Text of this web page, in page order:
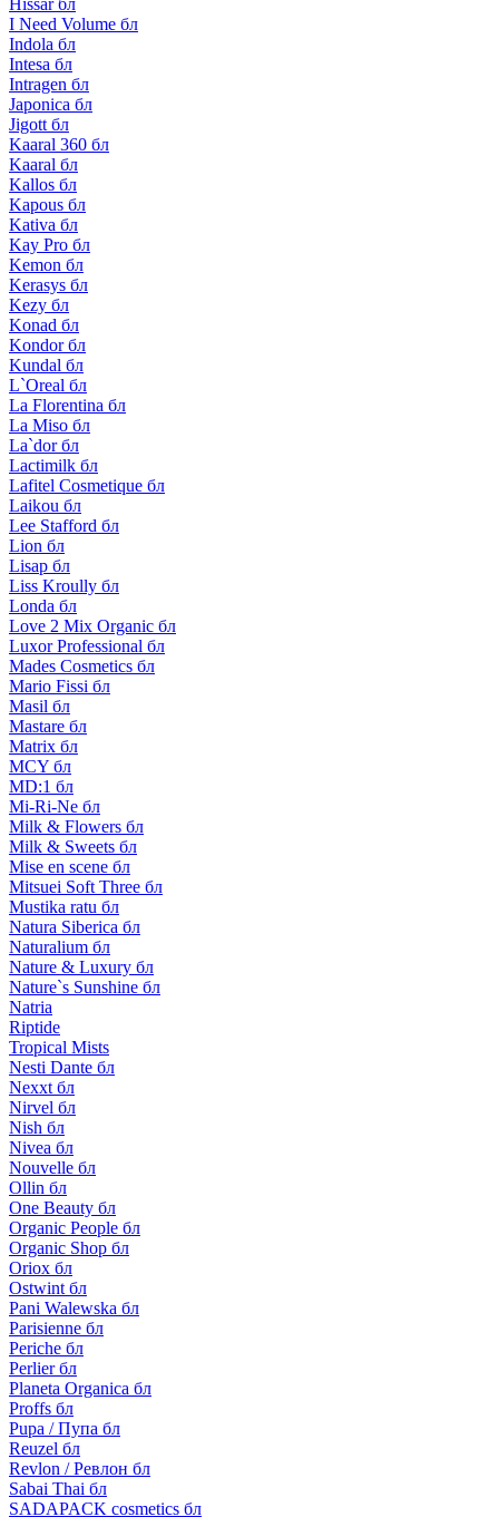
Hissar бл
I Need Volume бл
Indola бл
Intesa бл
Intragen бл
Japonica бл
Jigott бл
Kaaral 360 бл
Kaaral бл
Kallos бл
Kapous бл
Kativa бл
Kay Pro бл
Kemon бл
Kerasys бл
Kezy бл
Konad бл
Kondor бл
Kundal бл
L`Oreal бл
La Florentina бл
La Miso бл
La`dor бл
Lactimilk бл
Lafitel Cosmetique бл
Laikou бл
Lee Stafford бл
Lion бл
Lisap бл
Liss Kroully бл
Londa бл
Love 2 Mix Organic бл
Luxor Professional бл
Mades Cosmetics бл
Mario Fissi бл
Masil бл
Mastare бл
Matrix бл
MCY бл
MD:1 бл
Mi-Ri-Ne бл
Milk & Flowers бл
Milk & Sweets бл
Mise en scene бл
Mitsuei Soft Three бл
Mustika ratu бл
Natura Siberica бл
Naturalium бл
Nature & Luxury бл
Nature`s Sunshine бл
Natria
Riptide
Tropical Mists
Nesti Dante бл
Nexxt бл
Nirvel бл
Nish бл
Nivea бл
Nouvelle бл
Ollin бл
One Beauty бл
Organic People бл
Organic Shop бл
Oriox бл
Ostwint бл
Pani Walewska бл
Parisienne бл
Periche бл
Perlier бл
Planeta Organica бл
Proffs бл
Pupa / Пупа бл
Reuzel бл
Revlon / Ревлон бл
Sabai Thai бл
SADAPACK cosmetics бл